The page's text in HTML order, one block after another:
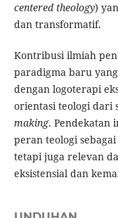
centered theology)
dan transformatif.
Kontribusi ilmiah
paradigma baru
dengan logoterapi
orientasi teologi dari
making. Pendekatan
peran teologi
tetapi juga relevan
eksistensial dan